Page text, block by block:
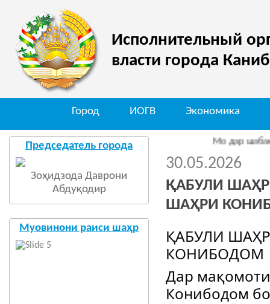
Исполнительный
власти города
Город ИОГВ Экономика
Председатель города
Зоҳидзода Даврони
Абдуқодир
Муовинони раиси шаҳр
Мо дар шабакаи
30.05.2026
ҚАБУЛИ
ШАҲРИ
ҚАБУЛИ
КОНИБОДОМ
Дар
Конибодом